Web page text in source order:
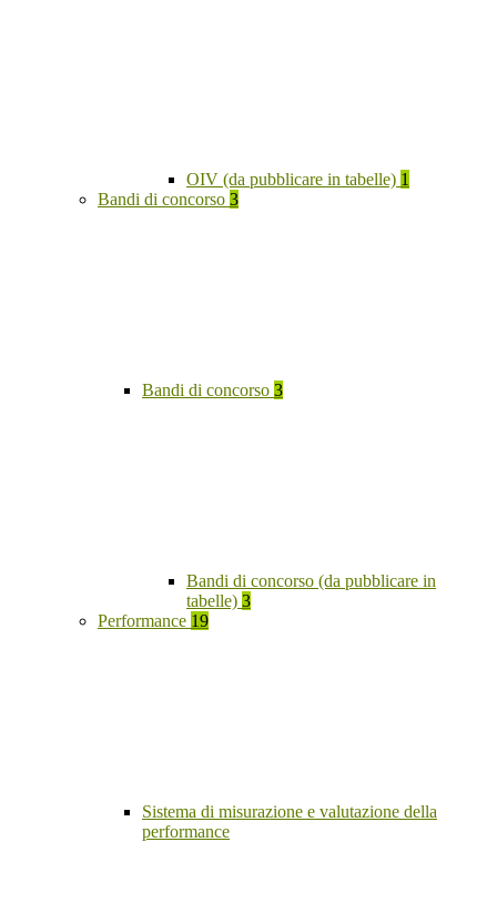
OIV (da pubblicare in tabelle) 1
Bandi di concorso 3
Bandi di concorso 3
Bandi di concorso (da pubblicare in
tabelle) 3
Performance 19
Sistema di misurazione e valutazione della
performance